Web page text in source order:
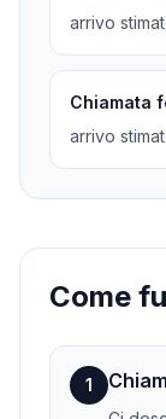
arrivo
Chiamata
arrivo
Come
1